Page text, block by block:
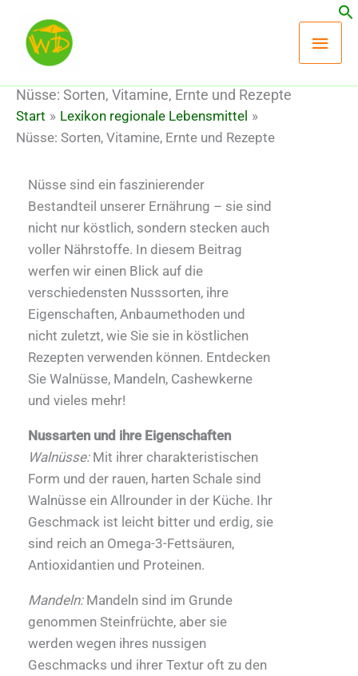
Inhalt
springen
Nüsse: Sorten, Vitamine, Ernte und Rezepte
Start
Lexikon regionale Lebensmittel
Nüsse: Sorten, Vitamine, Ernte und Rezepte
Nüsse sind ein faszinierender
Bestandteil unserer Ernährung – sie sind
nicht nur köstlich, sondern stecken auch
voller Nährstoffe. In diesem Beitrag
werfen wir einen Blick auf die
verschiedensten Nusssorten, ihre
Eigenschaften, Anbaumethoden und
nicht zuletzt, wie Sie sie in köstlichen
Rezepten verwenden können. Entdecken
Sie Walnüsse, Mandeln, Cashewkerne
und vieles mehr!
Nussarten und ihre Eigenschaften
Walnüsse:Mit ihrer charakteristischen
Form und der rauen, harten Schale sind
Walnüsse ein Allrounder in der Küche. Ihr
Geschmack ist leicht bitter und erdig, sie
sind reich an Omega-3-Fettsäuren,
Antioxidantien und Proteinen.
Mandeln:Mandeln sind im Grunde
genommen Steinfrüchte, aber sie
werden wegen ihres nussigen
Geschmacks und ihrer Textur oft zu den